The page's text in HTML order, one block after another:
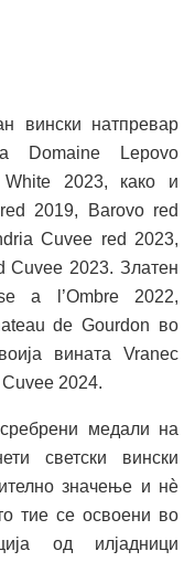
вински натпревар
Domaine Lepovo
2023, како и
2019, Barovo red
Cuvee red 2023,
Cuvee 2023. Златен
a l’Ombre 2022,
de Gourdon во
вината Vranec
2024.
медали на
светски вински
значење и нѐ
тие се освоени во
од илјадници